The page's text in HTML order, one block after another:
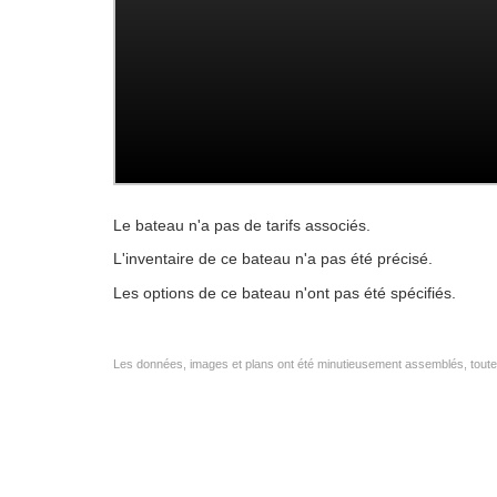
Le bateau n'a pas de tarifs associés.
L'inventaire de ce bateau n'a pas été précisé.
Les options de ce bateau n'ont pas été spécifiés.
Les données, images et plans ont été minutieusement assemblés,